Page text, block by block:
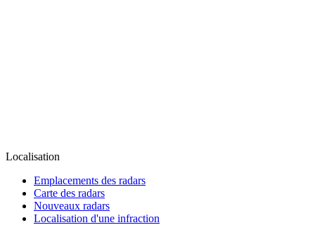
Localisation
Emplacements des radars
Carte des radars
Nouveaux radars
Localisation d'une infraction